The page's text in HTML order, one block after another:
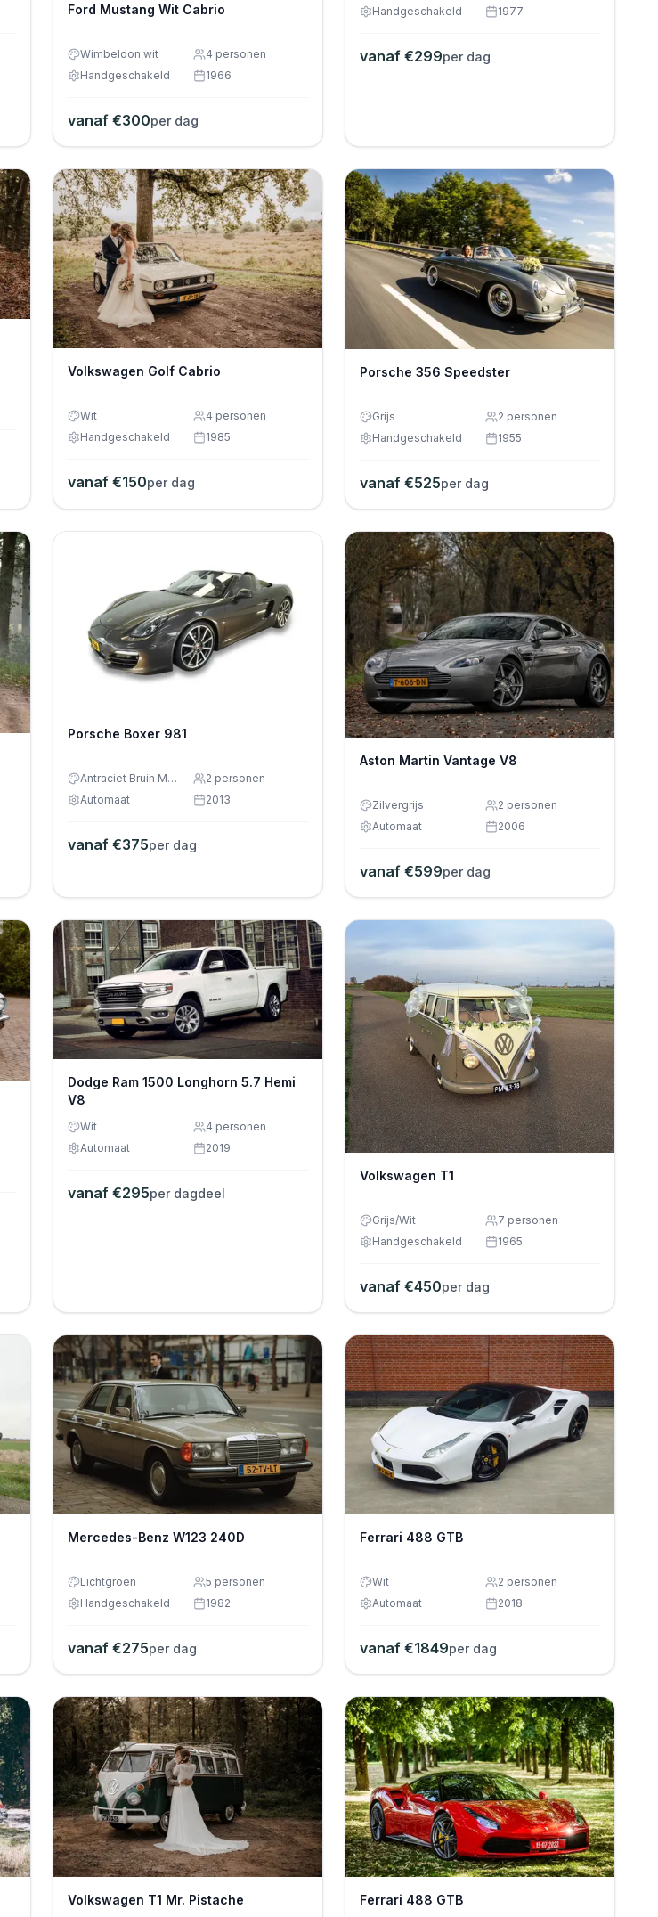
Ford Mustang Wit Cabrio
Wimbeldon wit 4 personen
Handgeschakeld
1966
vanaf €300per dag
Handgeschakeld
1977
vanaf €299per dag
Volkswagen Golf Cabrio
Wit 4 personen
Handgeschakeld
1985
vanaf €150per dag
Porsche 356 Speedster
Grijs 2 personen
Handgeschakeld
1955
vanaf €525per dag
Porsche Boxer 981
Antraciet Bruin Metallic 2 personen
Automaat
2013
vanaf €375per dag
Aston Martin Vantage V8
Zilvergrijs 2 personen
Automaat
2006
vanaf €599per dag
Dodge Ram 1500 Longhorn 5.7 Hemi
V8
Wit 4 personen
Automaat
2019
vanaf €295per dagdeel
Volkswagen T1
Grijs/Wit 7 personen
Handgeschakeld
1965
vanaf €450per dag
Mercedes-Benz W123 240D
Lichtgroen 5 personen
Handgeschakeld
1982
vanaf €275per dag
Ferrari 488 GTB
Wit 2 personen
Automaat
2018
vanaf €1849per dag
Volkswagen T1 Mr. Pistache Ferrari 488 GTB